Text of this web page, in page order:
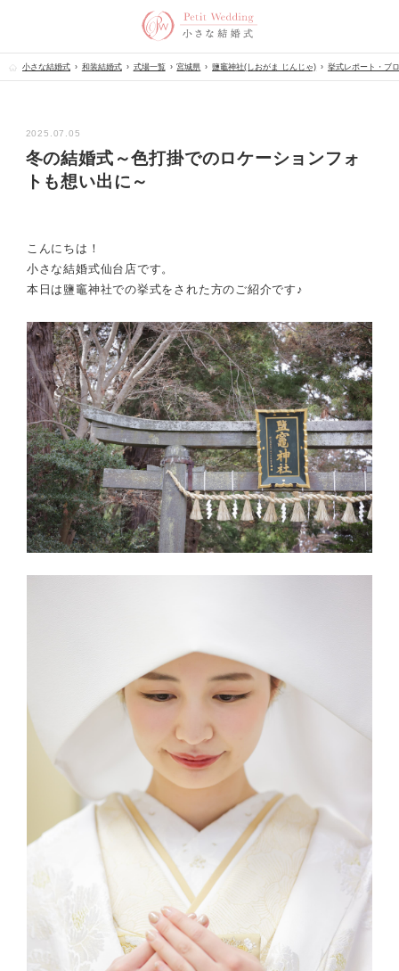
小さな結婚式 和装結婚式 式場一覧 宮城県 鹽竈神社(しおがま じんじゃ) 挙式レポート・ブ
2025.07.05
冬の結婚式～色打掛でのロケーションフォ
トも想い出に～
こんにちは！
小さな結婚式仙台店です。
本日は鹽竈神社での挙式をされた方のご紹介です♪